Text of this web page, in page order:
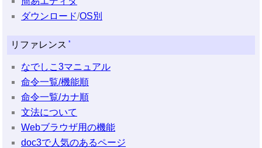
ダウンロード/OS別
リファレンス *
なでしこ3マニュアル
命令一覧/機能順
命令一覧/カナ順
文法について
Webブラウザ用の機能
doc3で人気のあるページ